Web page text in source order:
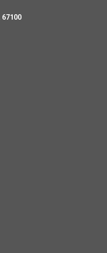
67100